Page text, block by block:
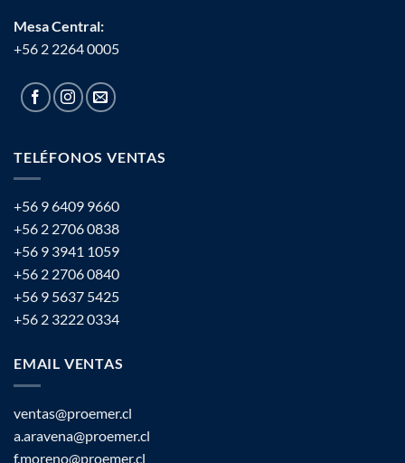
Mesa Central:
+56 2 2264 0005
TELÉFONOS VENTAS
+56 9 6409 9660
+56 2 2706 0838
+56 9 3941 1059
+56 2 2706 0840
+56 9 5637 5425
+56 2 3222 0334
EMAIL VENTAS
ventas@proemer.cl
a.aravena@proemer.cl
f.moreno@proemer.cl